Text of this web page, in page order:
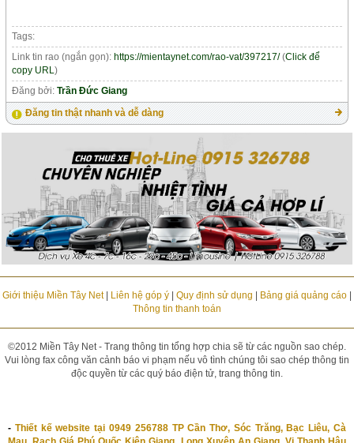
Tags:
Link tin rao (ngắn gọn): https://mientaynet.com/rao-vat/397217/(Click để
copy URL)
Đăng bởi:Trần Đức Giang
Đăng tin thật nhanh và dễ dàng
Giới thiệu Miền Tây Net| Liên hệ góp ý| Quy định sử dụng Bảng giá quảng cáo|
Thông tin thanh toán
©2012 Miền Tây Net - Trang thông tin tổng hợp chia sẽ từ các nguồn sao chép.
Vui lòng fax công văn cảnh báo vi phạm nếu vô tình chúng tôi sao chép thông tin
độc quyền từ các quý báo điện tử, trang thông tin.
- Thiết kế website tại 0949 256788 TP Cần Thơ, Sóc Trăng, Bạc Liêu, Cà